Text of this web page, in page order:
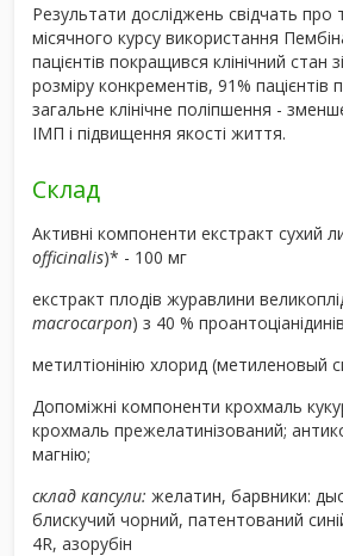
Результати досліджень свідчать про
місячного курсу використання
пацієнтів покращився клінічний стан
розміру конкрементів, 91% пацієнтів
загальне клінічне поліпшення -
ІМП і підвищення якості життя.
Склад
Активні компоненти екстракт сухий
officinalis)* - 100 мг
екстракт плодів журавлини
macrocarpon) з 40 %
метилтіонінію хлорид (метиленовый
Допоміжні компоненти крохмаль
крохмаль прежелатинізований;
магнію;
склад капсули: желатин, барвники:
блискучий чорний, патентований
4R, азорубін